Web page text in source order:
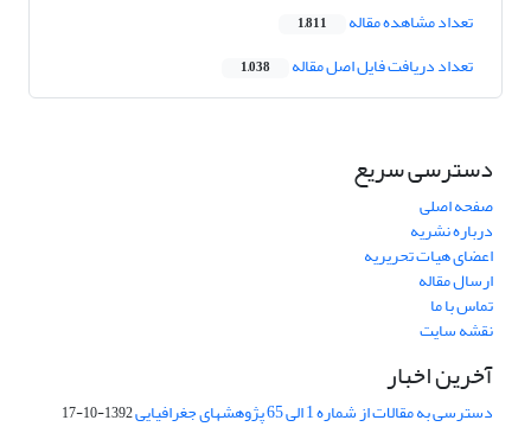
تعداد مشاهده مقاله 1,811
تعداد دریافت فایل اصل مقاله 1,038
دسترسی سریع
صفحه اصلی
درباره نشریه
اعضای هیات تحریریه
ارسال مقاله
تماس با ما
نقشه سایت
آخرین اخبار
دسترسی به مقالات از شماره 1 الی 65 پژوهشهای جغرافیایی 1392-10-17